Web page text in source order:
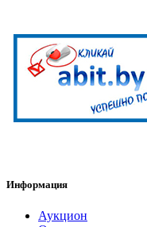
Информация
Аукцион